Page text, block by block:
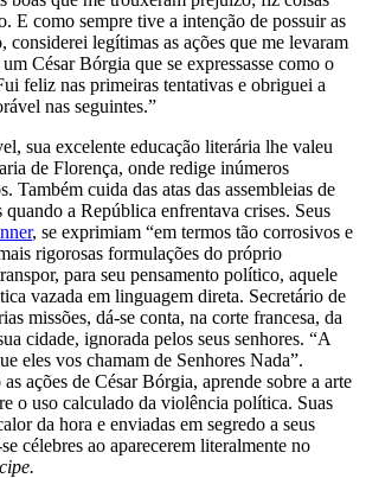
E como sempre tive a intenção de possuir as
considerei legítimas as ações que me levaram
César Bórgia que se expressasse como o
feliz nas primeiras tentativas e obriguei a
nas seguintes.”
sua excelente educação literária lhe valeu
de Florença, onde redige inúmeros
Também cuida das atas das assembleias de
quando a República enfrentava crises. Seus
, se exprimiam “em termos tão corrosivos e
rigorosas formulações do próprio
para seu pensamento político, aquele
vazada em linguagem direta. Secretário de
missões, dá-se conta, na corte francesa, da
cidade, ignorada pelos seus senhores. “A
eles vos chamam de Senhores Nada”.
ações de César Bórgia, aprende sobre a arte
o uso calculado da violência política. Suas
da hora e enviadas em segredo a seus
célebres ao aparecerem literalmente no